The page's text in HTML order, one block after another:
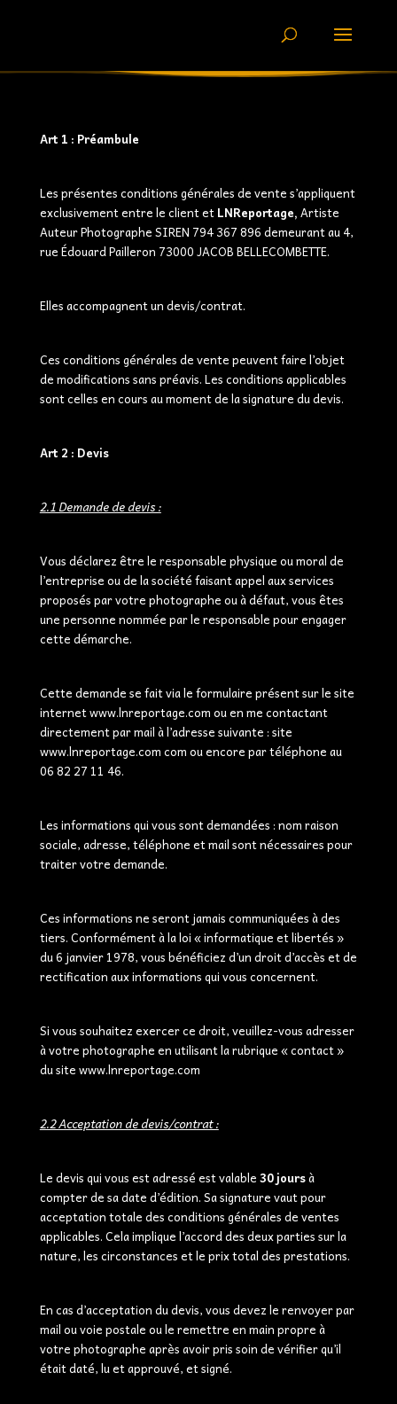
Art 1 : Préambule
Les présentes conditions générales de vente s’appliquent
exclusivement entre le client etLNReportage,Artiste
Auteur Photographe SIREN 794 367 896 demeurant au 4,
rue Édouard Pailleron 73000 JACOB BELLECOMBETTE.
Elles accompagnent un devis/contrat.
Ces conditions générales de vente peuvent faire l’objet
de modifications sans préavis. Les conditions applicables
sont celles en cours au moment de la signature du devis.
Art 2 : Devis
2.1 Demande de devis :
Vous déclarez être le responsable physique ou moral de
l’entreprise ou de la société faisant appel aux services
proposés par votre photographe ou à défaut, vous êtes
une personne nommée par le responsable pour engager
cette démarche.
Cette demande se fait via le formulaire présent sur le site
internet www.lnreportage.com ou en me contactant
directement par mail à l’adresse suivante : site
www.lnreportage.com com ou encore par téléphone au
06 82 27 11 46.
Les informations qui vous sont demandées : nom raison
sociale, adresse, téléphone et mail sont nécessaires pour
traiter votre demande.
Ces informations ne seront jamais communiquées à des
tiers. Conformément à la loi « informatique et libertés »
du 6 janvier 1978, vous bénéficiez d’un droit d’accès et de
rectification aux informations qui vous concernent.
Si vous souhaitez exercer ce droit, veuillez-vous adresser
à votre photographe en utilisant la rubrique « contact »
du site www.lnreportage.com
2.2 Acceptation de devis/contrat :
Le devis qui vous est adressé est valable30 joursà
compter de sa date d’édition. Sa signature vaut pour
acceptation totale des conditions générales de ventes
applicables. Cela implique l’accord des deux parties sur la
nature, les circonstances et le prix total des prestations.
En cas d’acceptation du devis, vous devez le renvoyer par
mail ou voie postale ou le remettre en main propre à
votre photographe après avoir pris soin de vérifier qu’il
était daté, lu et approuvé, et signé.